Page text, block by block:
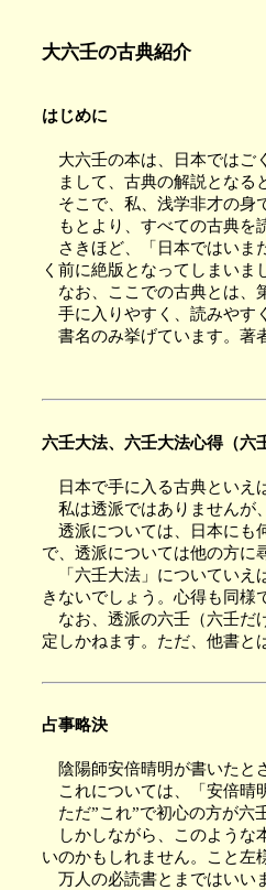
大六壬の古典紹介
はじめに
大六壬の本は、日本ではご
まして、古典の解説となる
そこで、私、浅学非才の身
もとより、すべての古典を
さきほど、「日本ではいま
く前に絶版となってしまいま
なお、ここでの古典とは、
手に入りやすく、読みやす
書名のみ挙げています。著
六壬大法、六壬大法心得（六
日本で手に入る古典といえ
私は透派ではありませんが
透派については、日本にも
で、透派については他の方に
「六壬大法」についていえ
きないでしょう。心得も同様
なお、透派の六壬（六壬だ
定しかねます。ただ、他書と
占事略決
陰陽師安倍晴明が書いたと
これについては、「安倍晴
ただ”これ”で初心の方が六
しかしながら、このような
いのかもしれません。こと左
万人の必読書とまではいい